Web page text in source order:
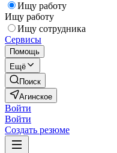
Ищу работу
Ищу работу
Ищу сотрудника
Сервисы
Помощь
Ещё
Поиск
Агинское
Войти
Войти
Создать резюме